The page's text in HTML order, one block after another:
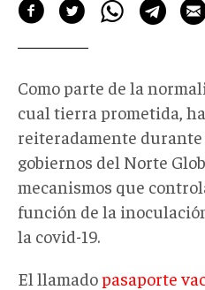
Como parte de la
cual tierra prometida,
reiteradamente
gobiernos del Norte
mecanismos que
función de la
la covid-19.
El llamadopasaporte